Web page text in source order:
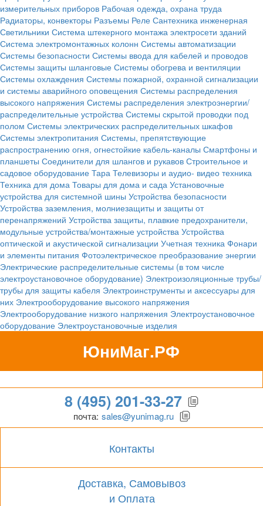
измерительных приборов Рабочая одежда, охрана труда
Радиаторы, конвекторы Разъемы Реле Сантехника инженерная
Светильники Система штекерного монтажа электросети зданий
Система электромонтажных колонн Системы автоматизации
Системы безопасности Системы ввода для кабелей и проводов
Системы защиты шланговые Системы обогрева и вентиляции
Системы охлаждения Системы пожарной, охранной сигнализации
и системы аварийного оповещения Системы распределения
высокого напряжения Системы распределения электроэнергии/
распределительные устройства Системы скрытой проводки под
полом Системы электрических распределительных шкафов
Системы электропитания Системы, препятствующие
распространению огня, огнестойкие кабель-каналы Смартфоны и
планшеты Соединители для шлангов и рукавов Строительное и
садовое оборудование Тара Телевизоры и аудио- видео техника
Техника для дома Товары для дома и сада Установочные
устройства для системной шины Устройства безопасности
Устройства заземления, молниезащиты и защиты от
перенапряжений Устройства защиты, плавкие предохранители,
модульные устройства/монтажные устройства Устройства
оптической и акустической сигнализации Учетная техника Фонари
и элементы питания Фотоэлектрическое преобразование энергии
Электрические распределительные системы (в том числе
электроустановочное оборудование) Электроизоляционные трубы/
трубы для защиты кабеля Электроинструменты и аксессуары для
них Электрооборудование высокого напряжения
Электрооборудование низкого напряжения Электроустановочное
оборудование Электроустановочные изделия
ЮниМаг.РФ
Гипермаркет для бизнеса
8 (495) 201-33-27
почта: sales@yunimag.ru
Контакты
Доставка, Самовывоз
и Оплата